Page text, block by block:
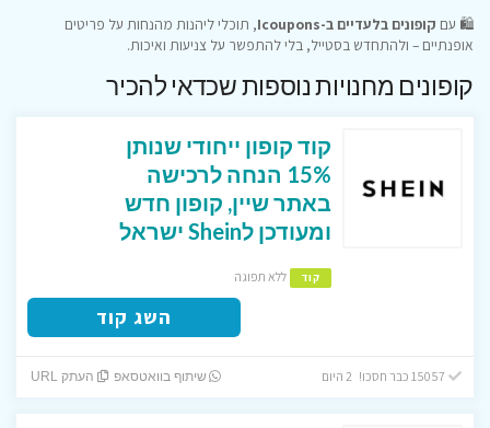
🛍️ עם קופונים בלעדיים ב-Icoupons
, תוכלי ליהנות מהנחות על פריטים
אופנתיים – ולהתחדש בסטייל, בלי להתפשר על צניעות ואיכות.
קופונים מחנויות נוספות שכדאי להכיר
קוד קופון ייחודי שנותן
15% הנחה לרכישה
באתר שיין, קופון חדש
ומעודכן לShein ישראל
קוד ללא תפוגה
השג קוד
שיתוף בוואטסאפ העתק URL